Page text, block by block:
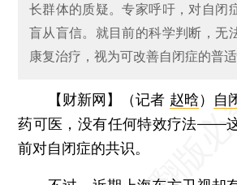
长群体的质疑。专家呼吁，对自闭
盲从盲信。就目前的科学判断，无
康复治疗，视为可改善自闭症的普
【财新网】（记者 赵晗） 自
药可医，没有任何特效疗法——
前对自闭症的共识。